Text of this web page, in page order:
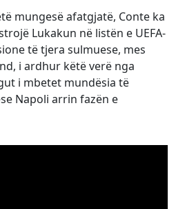
mungesë afatgjatë, Conte ka
Lukakun në listën e UEFA-
të tjera sulmuese, mes
i ardhur këtë verë nga
i mbetet mundësia të
Napoli arrin fazën e